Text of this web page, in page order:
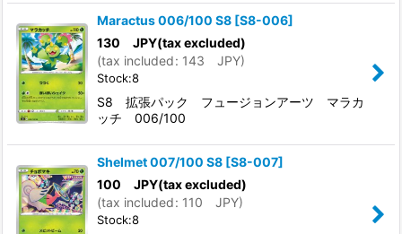
Maractus 006/100 S8 [S8-006]
130 JPY(tax excluded)
(tax included: 143 JPY)
Stock:8
S8 拡張パック フュージョンアーツ マラカ
ッチ 006/100
Shelmet 007/100 S8 [S8-007]
100 JPY(tax excluded)
(tax included: 110 JPY)
Stock:8